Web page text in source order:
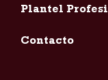
Plantel
Contacto